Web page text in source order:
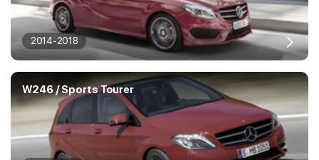
2014-2018
W246 / Sports Tourer